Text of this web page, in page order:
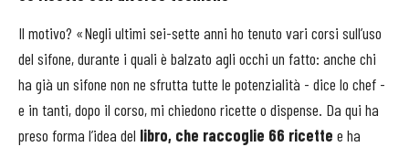
Il motivo? «Negli ultimi sei-sette anni ho tenuto vari corsi sull’uso
del sifone, durante i quali è balzato agli occhi un fatto: anche chi
ha già un sifone non ne sfrutta tutte le potenzialità - dice lo chef -
e in tanti, dopo il corso, mi chiedono ricette o dispense. Da qui ha
preso forma l’idea del libro, che raccoglie 66 ricette e ha